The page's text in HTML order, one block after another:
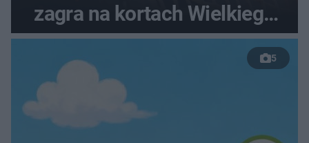
zagra na kortach Wielkiego
Szlema?
5